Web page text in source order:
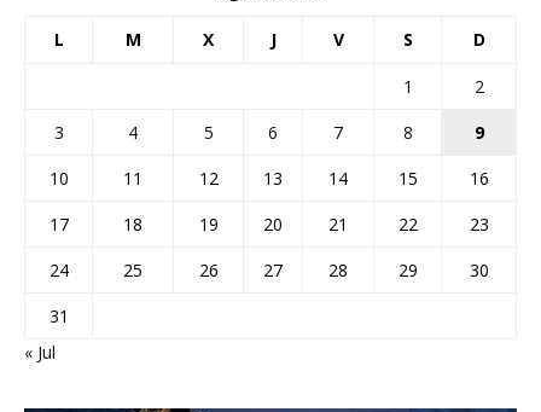
L M X J V S D
1
2
3
4 5 6 7 8
9
10
11 12 13 14 15
16
17
18 19 20 21 22
23
24
25 26 27 28 29
30
31
« Jul